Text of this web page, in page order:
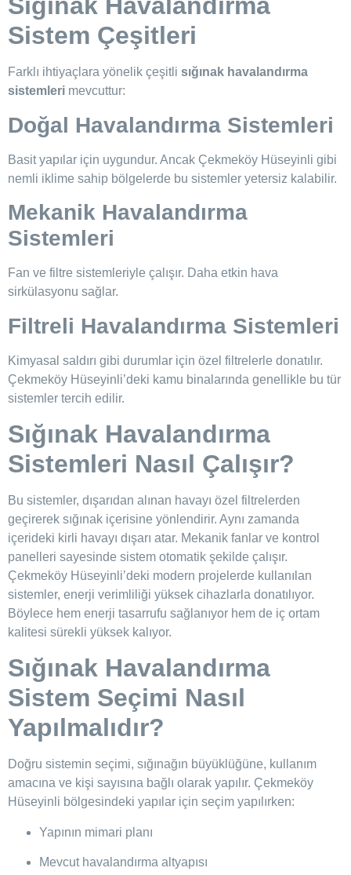
Sığınak Havalandırma
Sistem Çeşitleri
Farklı ihtiyaçlara yönelik çeşitli sığınak havalandırma
sistemleri mevcuttur:
Doğal Havalandırma Sistemleri
Basit yapılar için uygundur. Ancak Çekmeköy Hüseyinli gibi
nemli iklime sahip bölgelerde bu sistemler yetersiz kalabilir.
Mekanik Havalandırma
Sistemleri
Fan ve filtre sistemleriyle çalışır. Daha etkin hava
sirkülasyonu sağlar.
Filtreli Havalandırma Sistemleri
Kimyasal saldırı gibi durumlar için özel filtrelerle donatılır.
Çekmeköy Hüseyinli’deki kamu binalarında genellikle bu tür
sistemler tercih edilir.
Sığınak Havalandırma
Sistemleri Nasıl Çalışır?
Bu sistemler, dışarıdan alınan havayı özel filtrelerden
geçirerek sığınak içerisine yönlendirir. Aynı zamanda
içerideki kirli havayı dışarı atar. Mekanik fanlar ve kontrol
panelleri sayesinde sistem otomatik şekilde çalışır.
Çekmeköy Hüseyinli’deki modern projelerde kullanılan
sistemler, enerji verimliliği yüksek cihazlarla donatılıyor.
Böylece hem enerji tasarrufu sağlanıyor hem de iç ortam
kalitesi sürekli yüksek kalıyor.
Sığınak Havalandırma
Sistem Seçimi Nasıl
Yapılmalıdır?
Doğru sistemin seçimi, sığınağın büyüklüğüne, kullanım
amacına ve kişi sayısına bağlı olarak yapılır. Çekmeköy
Hüseyinli bölgesindeki yapılar için seçim yapılırken:
Yapının mimari planı
Mevcut havalandırma altyapısı